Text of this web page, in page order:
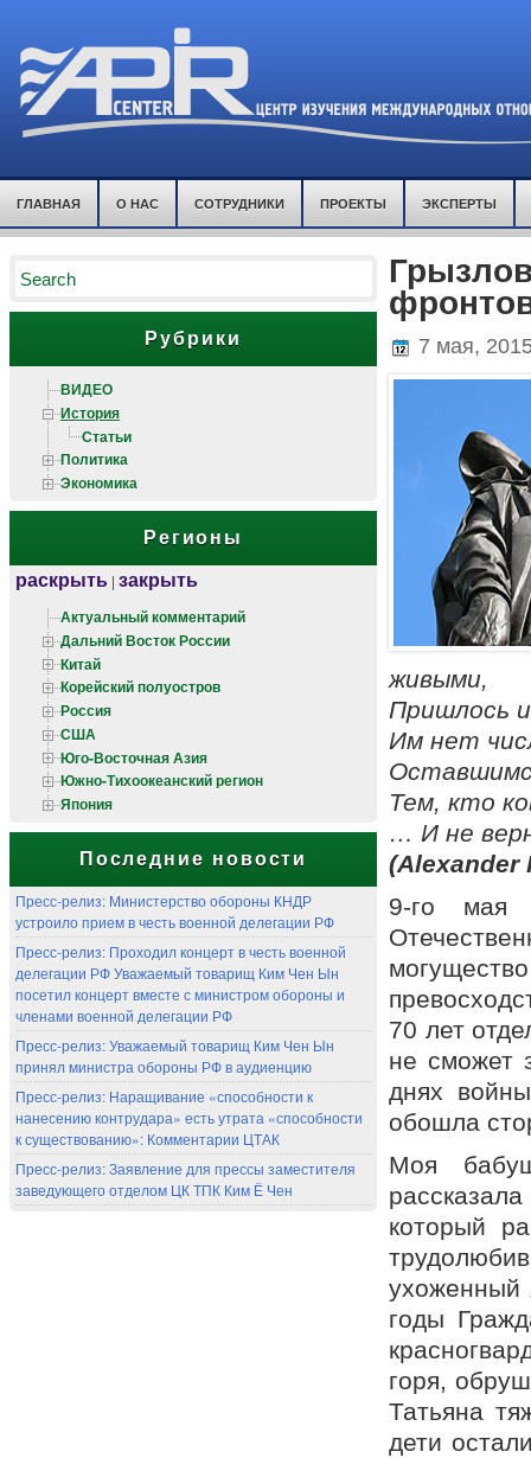
ГЛАВНАЯ О НАС СОТРУДНИКИ ПРОЕКТЫ ЭКСПЕРТЫ
Рубрики
ВИДЕО
История
Статьи
Политика
Экономика
Регионы
раскрыть | закрыть
Актуальный комментарий
Дальний Восток России
Китай
Корейский полуостров
Россия
США
Юго-Восточная Азия
Южно-Тихоокеанский регион
Япония
Последние новости
Пресс-релиз: Министерство обороны КНДР
устроило прием в честь военной делегации РФ
Пресс-релиз: Проходил концерт в честь военной
делегации РФ Уважаемый товарищ Ким Чен Ын
посетил концерт вместе с министром обороны и
членами военной делегации РФ
Пресс-релиз: Уважаемый товарищ Ким Чен Ын
принял министра обороны РФ в аудиенцию
Пресс-релиз: Наращивание «способности к
нанесению контрудара» есть утрата «способности
к существованию»: Комментарии ЦТАК
Пресс-релиз: Заявление для прессы заместителя
заведующего отделом ЦК ТПК Ким Ё Чен
7 мая,
живыми,
Пришлось
Им нет
Тем, кто
… И не
(Alexander
9-го мая
70 лет
не сможет
днях
обошла
Моя
который
ухоженный
годы
горя,
Татьяна
дети